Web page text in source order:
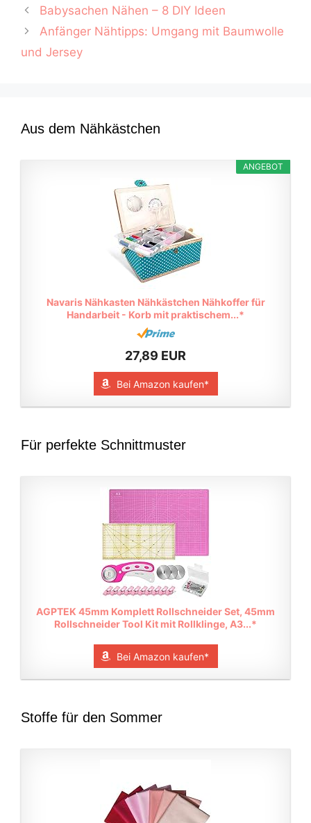
Babysachen Nähen – 8 DIY Ideen
Anfänger Nähtipps: Umgang mit Baumwolle
und Jersey
Aus dem Nähkästchen
ANGEBOT
Navaris Nähkasten Nähkästchen Nähkoffer für
Handarbeit - Korb mit praktischem...*
27,89 EUR
Bei Amazon kaufen*
Für perfekte Schnittmuster
AGPTEK 45mm Komplett Rollschneider Set, 45mm
Rollschneider Tool Kit mit Rollklinge, A3...*
Bei Amazon kaufen*
Stoffe für den Sommer